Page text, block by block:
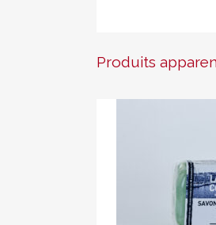
Produits